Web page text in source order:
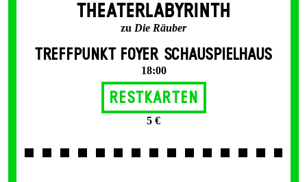
THEATERLABYRINTH
zu Die Räuber
TREFFPUNKT FOYER SCHAUSPIELHAUS
18:00
Restkarten
5 €